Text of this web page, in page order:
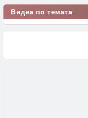
Видеа по темата